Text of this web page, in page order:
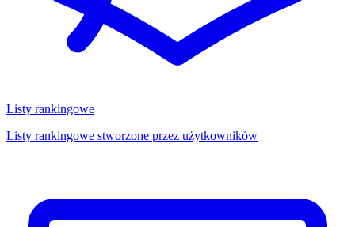
Listy rankingowe
Listy rankingowe stworzone przez użytkowników